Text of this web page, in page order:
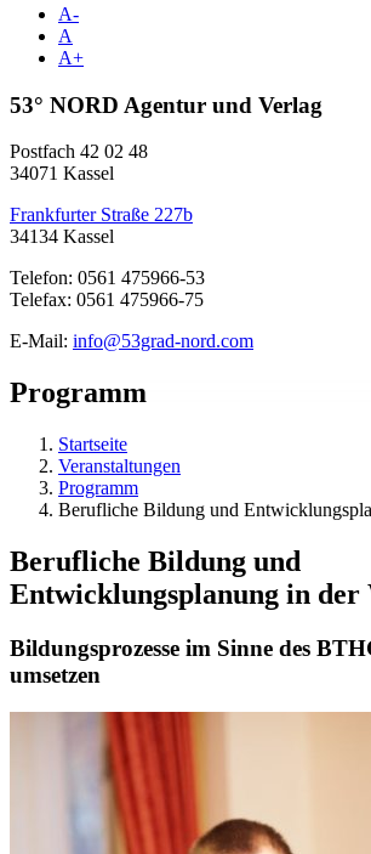
A-
A
A+
53° NORD Agentur und Verlag
Postfach 42 02 48
34071 Kassel
Frankfurter Straße 227b
34134 Kassel
Telefon: 0561 475966-53
Telefax: 0561 475966-75
E-Mail: info@53grad-nord.com
Programm
Startseite
Veranstaltungen
Programm
Berufliche Bildung und
Berufliche Bildung und
Entwicklungsplanung in
Bildungsprozesse im Sinne des
umsetzen